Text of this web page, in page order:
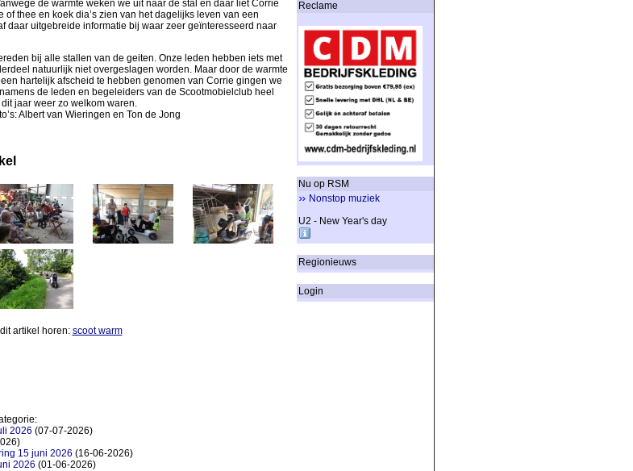
de warmte weken we uit naar de stal en daar liet Corrie
of thee en koek dia’s zien van het dagelijks leven van een
daar uitgebreide informatie bij waar zeer geïnteresseerd naar
bij alle stallen van de geiten. Onze leden hebben iets met
natuurlijk niet overgeslagen worden. Maar door de warmte
hartelijk afscheid te hebben genomen van Corrie gingen we
de leden en begeleiders van de Scootmobielclub heel
jaar weer zo welkom waren.
Albert van Wieringen en Ton de Jong
artikel horen: scoot warm
2026 (07-07-2026)
15 juni 2026 (16-06-2026)
2026 (01-06-2026)
Reclame
Nu op RSM
Nonstop muziek
U2 - New Year's day
Regionieuws
Login